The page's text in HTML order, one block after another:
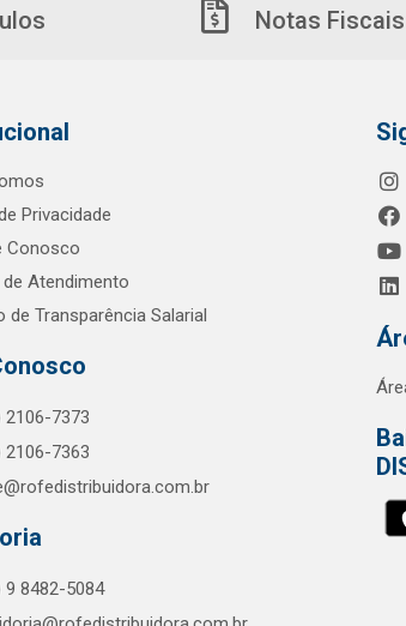
Notas Fiscais
Privacidade
Conosco
Atendimento
de Transparência Salarial
2106-7373
2106-7363
9 8482-5084